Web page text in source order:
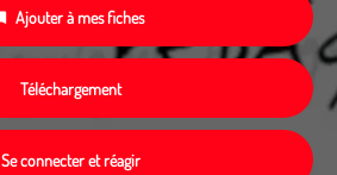
Ajouter à mes fiches
Téléchargement
Se connecter et réagir